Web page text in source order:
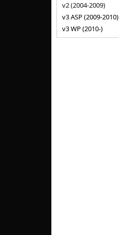
v2 (2004-2009)
v3 ASP (2009-2010)
v3 WP (2010-)